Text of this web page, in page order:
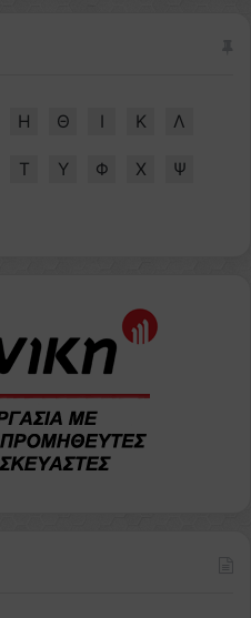
Η Θ Ι Κ Λ
Τ Υ Φ Χ Ψ